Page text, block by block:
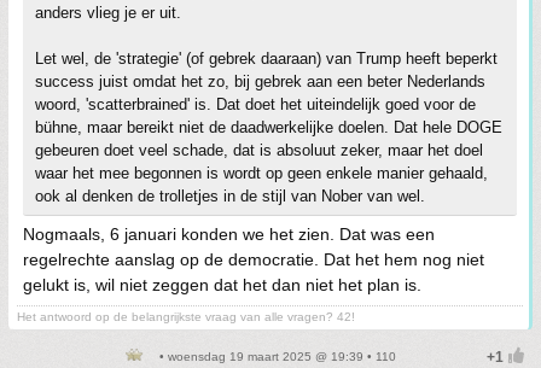
anders vlieg je er uit.
Let wel, de 'strategie' (of gebrek daaraan) van Trump heeft beperkt
success juist omdat het zo, bij gebrek aan een beter Nederlands
woord, 'scatterbrained' is. Dat doet het uiteindelijk goed voor de
bühne, maar bereikt niet de daadwerkelijke doelen. Dat hele DOGE
gebeuren doet veel schade, dat is absoluut zeker, maar het doel
waar het mee begonnen is wordt op geen enkele manier gehaald,
ook al denken de trolletjes in de stijl van Nober van wel.
Nogmaals, 6 januari konden we het zien. Dat was een
regelrechte aanslag op de democratie. Dat het hem nog niet
gelukt is, wil niet zeggen dat het dan niet het plan is.
Het antwoord op de belangrijkste vraag van alle vragen? 42!
• woensdag 19 maart 2025 @ 19:39 • 110